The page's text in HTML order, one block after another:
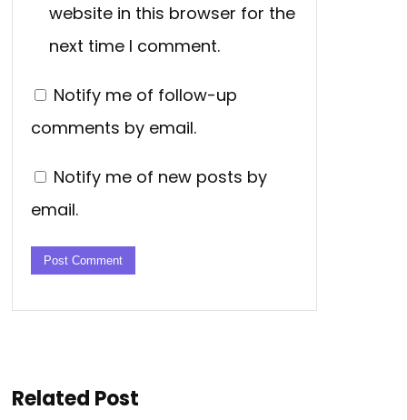
website in this browser for the
next time I comment.
Notify me of follow-up
comments by email.
Notify me of new posts by
email.
Related Post